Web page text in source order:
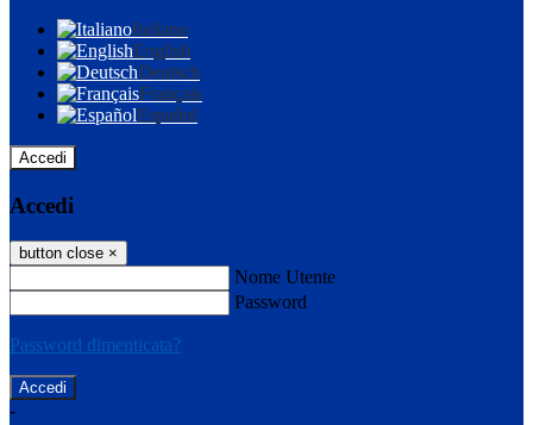
Italiano
English
Deutsch
Français
Español
Accedi
Accedi
button close ×
Nome Utente
Password
Password dimenticata?
-